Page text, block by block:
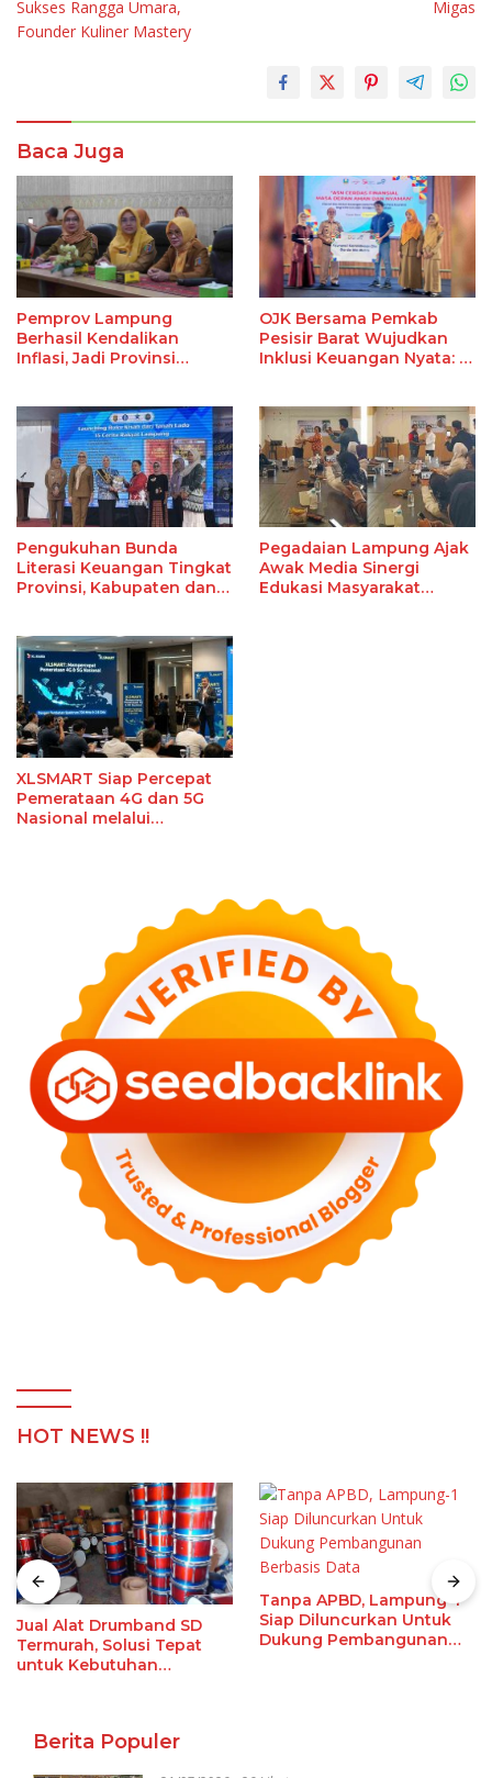
Sukses Rangga Umara,
Founder Kuliner Mastery
Migas
Baca Juga
Pemprov Lampung
Berhasil Kendalikan
Inflasi, Jadi Provinsi
OJK Bersama Pemkab
Pesisir Barat Wujudkan
Inklusi Keuangan Nyata: 15
Asuransi Jiwa
Pengukuhan Bunda
Literasi Keuangan Tingkat
Provinsi, Kabupaten dan
Edukasi Keuangan Bagi
Masyarakat
Pegadaian Lampung Ajak
Awak Media Sinergi
Edukasi Masyarakat
XLSMART Siap Percepat
Pemerataan 4G dan 5G
Nasional melalui
HOT NEWS !!
Jual Alat Drumband SD
Termurah, Solusi Tepat
untuk Kebutuhan
Tanpa APBD, Lampung-1
Siap Diluncurkan Untuk
Dukung Pembangunan
Berita Populer